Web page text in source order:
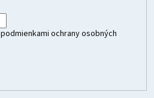
podmienkami ochrany osobných